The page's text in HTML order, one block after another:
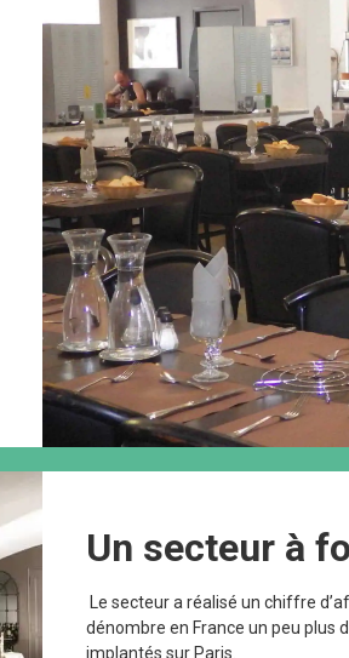
Un secteur à
Le secteur a réalisé un chiffre
dénombre en France un peu plus
implantés sur Paris.